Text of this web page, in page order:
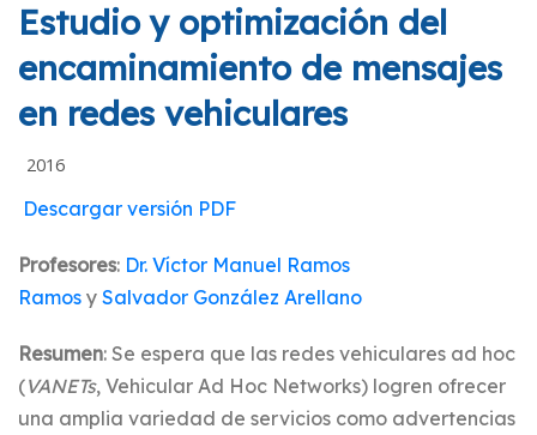
Estudio y optimización del
encaminamiento de mensajes
en redes vehiculares
2016
Descargar versión PDF
Profesores: Dr. Víctor Manuel Ramos
Ramos y Salvador González Arellano
Resumen: Se espera que las redes vehiculares ad hoc
(VANETs, Vehicular Ad Hoc Networks) logren ofrecer
una amplia variedad de servicios como advertencias